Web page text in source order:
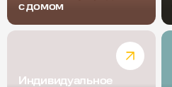
с домом
Индивидуальное